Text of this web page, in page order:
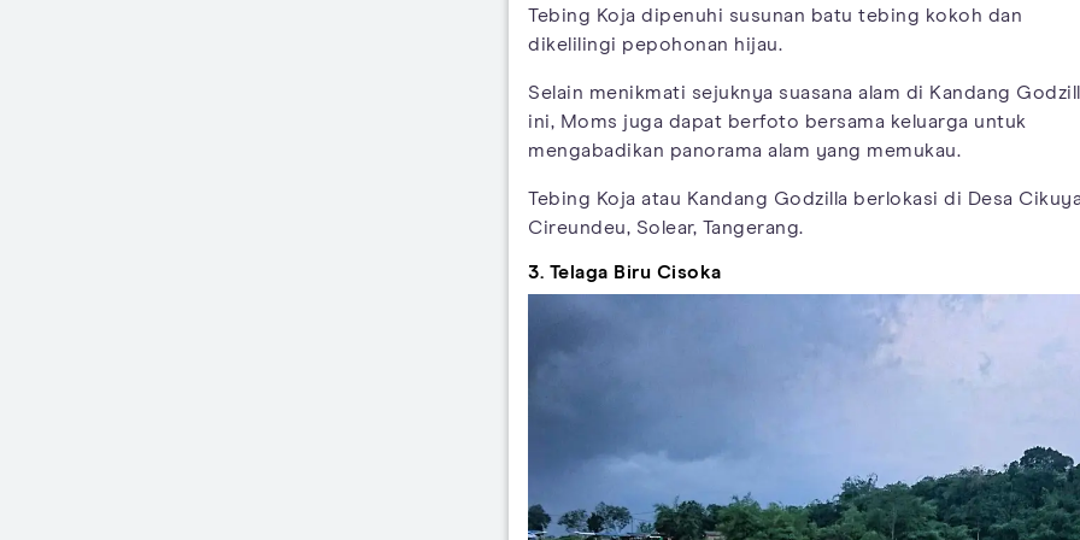
Tebing Koja dipenuhi susunan batu tebing kokoh dan
dikelilingi pepohonan hijau.
Selain menikmati sejuknya suasana alam di Kandang
ini, Moms juga dapat berfoto bersama keluarga untuk
mengabadikan panorama alam yang memukau.
Tebing Koja atau Kandang Godzilla berlokasi di Desa
Cireundeu, Solear, Tangerang.
3. Telaga Biru Cisoka